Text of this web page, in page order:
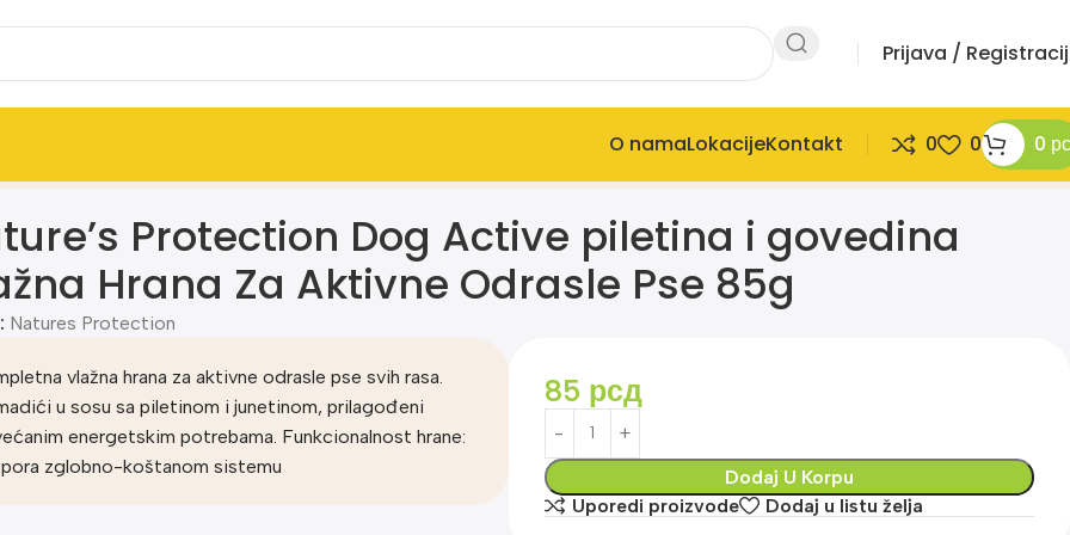
Prijava /
O namaLokacijeKontakt 0 0 0
Protection Dog Active piletina i govedina
Hrana Za Aktivne Odrasle Pse 85g
Natures Protection
vlažna hrana za aktivne odrasle pse svih rasa.
u sosu sa piletinom i junetinom, prilagođeni
energetskim potrebama. Funkcionalnost hrane:
zglobno-koštanom sistemu
85 рсд
Dodaj U Korpu
Uporedi proizvode
Dodaj u listu želja